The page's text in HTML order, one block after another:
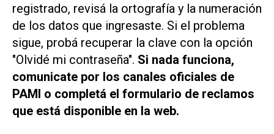
registrado, revisá la ortografía y la numeración
de los datos que ingresaste. Si el problema
sigue, probá recuperar la clave con la opción
"Olvidé mi contraseña". Si nada funciona,
comunicate por los canales oficiales de
PAMI o completá el formulario de reclamos
que está disponible en la web.